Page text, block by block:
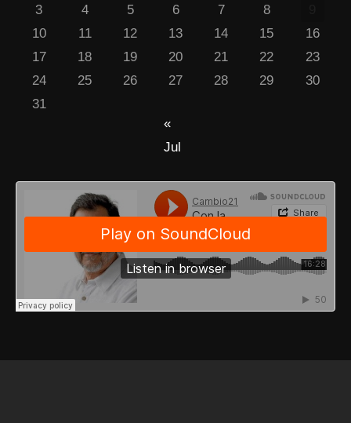
3
4 5 6 7 8
10
11 12 13 14 15
16
17
18 19 20 21 22
23
24
25 26 27 28 29
30
31
«
Jul